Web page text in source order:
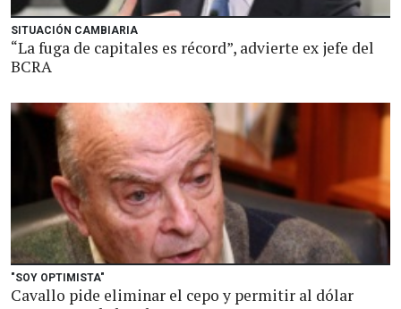
SITUACIÓN CAMBIARIA
“La fuga de capitales es récord”, advierte ex jefe del
BCRA
"SOY OPTIMISTA"
Cavallo pide eliminar el cepo y permitir al dólar